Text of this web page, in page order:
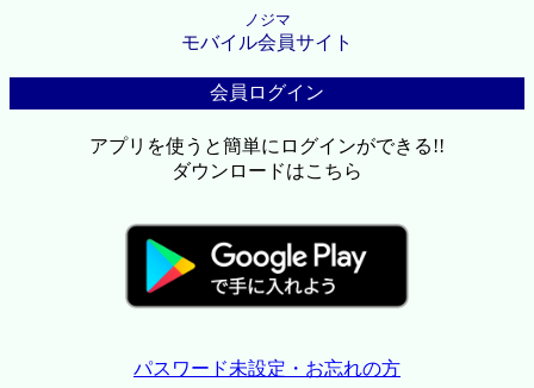
ノジマ
モバイル会員サイト
会員ログイン
アプリを使うと簡単にログインができる!!
ダウンロードはこちら
パスワード未設定・お忘れの方